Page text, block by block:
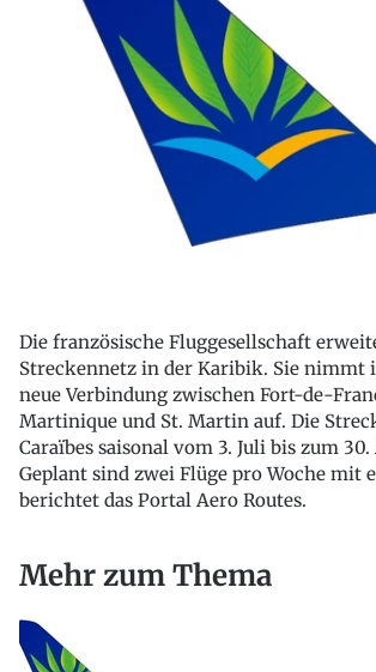
Die französische Fluggesellschaft
Streckennetz in der Karibik. Sie nimmt
neue Verbindung zwischen Fort-de-
Martinique und St. Martin auf. Die
Caraïbes saisonal vom 3. Juli bis zum
Geplant sind zwei Flüge pro Woche mit
berichtet das Portal Aero Routes.
Mehr zum Thema